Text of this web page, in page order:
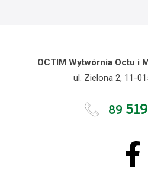
OCTIM Wytwórnia Octu i
ul. Zielona 2, 11-
89